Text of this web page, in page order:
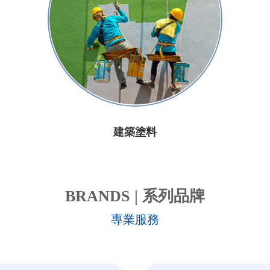
建築塗料
BRANDS | 系列品牌
專業服務